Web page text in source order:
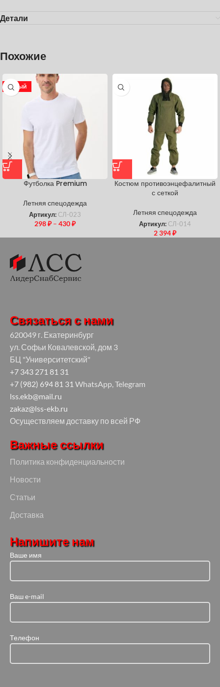
Детали
Похожие
НОВЫЙ
Футболка Premium
Летняя спецодежда
Артикул: СЛ-023
298₽ – 430₽
Костюм противоэнцефалитный
с сеткой
Летняя спецодежда
Артикул: СЛ-014
2 394₽
Связаться с нами
620049 г. Екатеринбург
ул. Софьи Ковалевской, дом 3
БЦ "Университетский"
+7 343 271 81 31
+7 (982) 694 81 31 WhatsApp, Telegram
lss.ekb@mail.ru
zakaz@lss-ekb.ru
Осуществляем доставку по всей РФ
Важные ссылки
Политика конфиденциальности
Новости
Статьи
Доставка
Напишите нам
Ваше имя
Ваш e-mail
Телефон